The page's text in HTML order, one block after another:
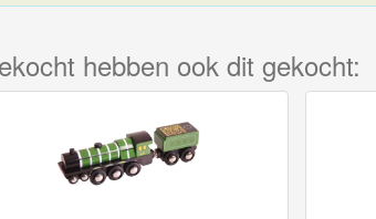
hebben ook dit gekocht: